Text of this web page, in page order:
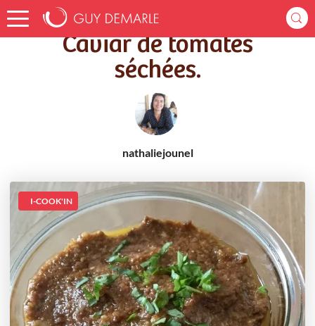
Accueil Recettes Caviar de tomates séchées.
Caviar de tomates
séchées.
nathaliejounel
I-COOK'IN